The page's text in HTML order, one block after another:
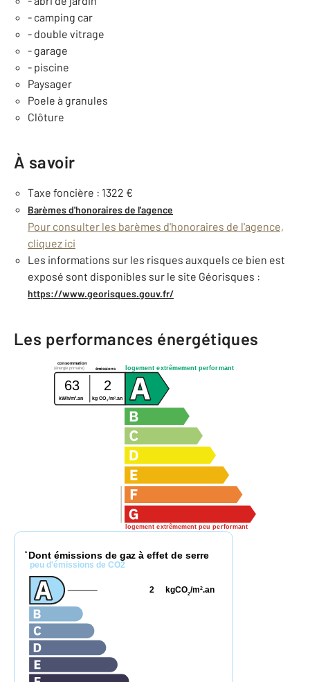
- camping car
- double vitrage
- garage
- piscine
Paysager
Poele à granules
Clôture
À savoir
Taxe foncière : 1322 €
Barèmes d'honoraires de l'agence
Pour consulter les barèmes d'honoraires de l'agence,
cliquez ici
Les informations sur les risques auxquels ce bien est
exposé sont disponibles sur le site Géorisques :
https://www.georisques.gouv.fr/
Les performances énergétiques
logement extrêmement performant
logement extrêmement peu performant
consommation
émissions
(énergie primaire)
63 2
kWh/m2.an kg CO2 /m2.an
* Dont émissions de gaz à effet de serre
peu d'émissions de CO2
kgCO2/m2.an
2